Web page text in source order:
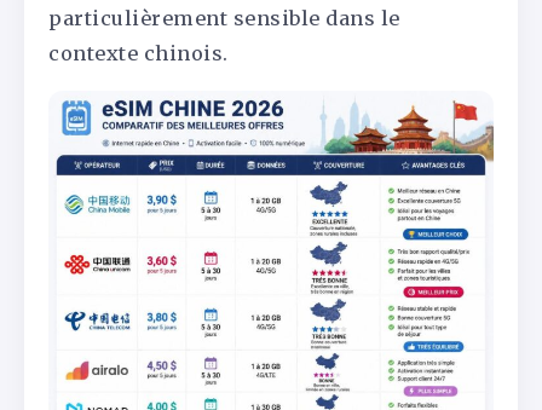
particulièrement sensible dans le
contexte chinois.